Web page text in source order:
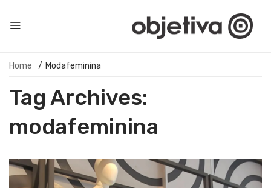
Home / Modafeminina
Tag Archives:
modafeminina